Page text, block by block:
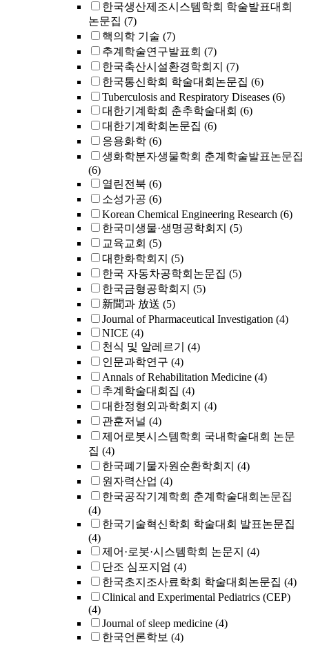
한국생산제조시스템학회 학술발표대회
논문집 (7)
핵의학 기술 (7)
추계학술연구발표회 (7)
한국축산시설환경학회지 (7)
한국통신학회 학술대회논문집 (6)
Tuberculosis and Respiratory Diseases (6)
대한기계학회 춘추학술대회 (6)
대한기계학회논문집 (6)
응용화학 (6)
생화학분자생물학회 춘계학술발표논문집
(6)
열린전북 (6)
소성가공 (6)
Korean Chemical Engineering Research (6)
한국미생물·생명공학회지 (5)
교육교회 (5)
대한화학회지 (5)
한국 자동차공학회논문집 (5)
한국금형공학회지 (5)
新聞과 放送 (5)
Journal of Pharmaceutical Investigation (4)
NICE (4)
천식 및 알레르기
(4)
인문과학연구 (4)
Annals of Rehabilitation Medicine (4)
추계학술대회집 (4)
대한정형외과학회지 (4)
관훈저널 (4)
제어로봇시스템학회 국내학술대회 논문
집 (4)
한국폐기물자원순환학회지 (4)
원자력산업 (4)
한국공작기계학회 춘계학술대회논문집
(4)
한국기술혁신학회 학술대회 발표논문집
(4)
제어·로봇·시스템학회 논문지 (4)
단조 심포지엄 (4)
한국초지조사료학회 학술대회논문집 (4)
Clinical and Experimental Pediatrics (CEP)
(4)
Journal of sleep medicine (4)
한국언론학보 (4)